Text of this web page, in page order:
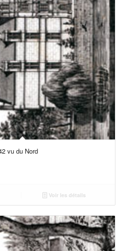
vu du Nord
Voir les détails